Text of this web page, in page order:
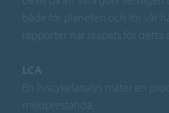
både för planeten och för vår
rapporter har skapats för detta
LCA
En livscykelanalys mäter en
miljöprestanda.